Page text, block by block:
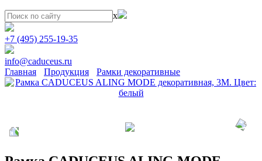
x
+7 (495) 255-19-35
info@caduceus.ru
Главная
Продукция Рамки декоративные